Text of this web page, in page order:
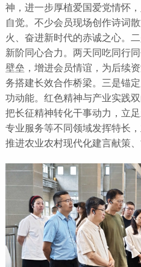
神，进一步厚植爱国爱党情怀
自觉。不少会员现场创作诗词
火、奋进新时代的赤诚之心。
新阶同心合力。两天同吃同行
壁垒，增进会员情谊，为后续
务搭建长效合作桥梁。三是锚
功动能。红色精神与产业实践
把长征精神转化干事动力，立
专业服务等不同领域发挥特长
推进农业农村现代化建言献策、